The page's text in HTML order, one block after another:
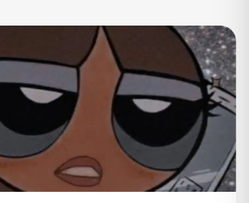
Outros Política Profissões
Redes Sociais Religião Shitpost